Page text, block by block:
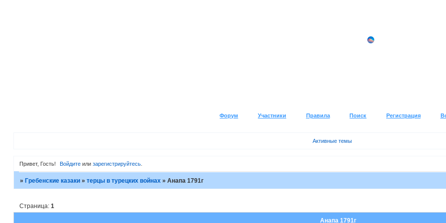
Форум Участники Правила Поиск Регистрация
Активные темы
Привет, Гость! Войдите илизарегистрируйтесь
» Гребенские казаки » терцы в турецких войнах » Анапа 1791г
Анапа 1791г
Страница: 1